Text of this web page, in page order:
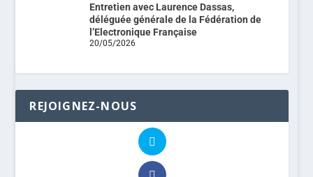
Entretien avec Laurence Dassas,
déléguée générale de la Fédération de
l’Electronique Française
20/05/2026
REJOIGNEZ-NOUS